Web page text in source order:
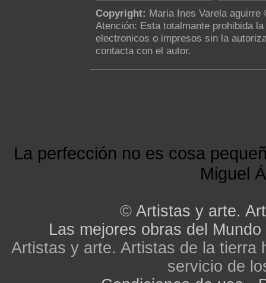
Copyright: Maria Ines Varela aguirre
Atención: Esta totalmante prohibida
electronicos o impresos sin la
contacta con el autor.
La perfección no es cosa
Miguel
© Artistas y arte.
Las mejores obras del Mundo
Artistas y arte. Artistas de la tierra
servicio de